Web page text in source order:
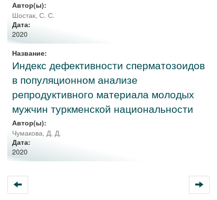
Автор(ы):
Шостак, С. С.
Дата:
2020
Название:
Индекс дефективности сперматозоидов
в популяционном анализе
репродуктивного материала молодых
мужчин туркменской национальности
Автор(ы):
Чумакова, Д. Д.
Дата:
2020